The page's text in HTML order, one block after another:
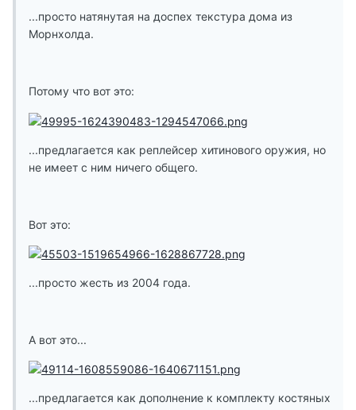
...просто натянутая на доспех текстура дома из
Морнхолда.
Потому что вот это:
...предлагается как реплейсер хитинового оружия, но
не имеет с ним ничего общего.
Вот это:
...просто жесть из 2004 года.
А вот это...
...предлагается как дополнение к комплекту костяных